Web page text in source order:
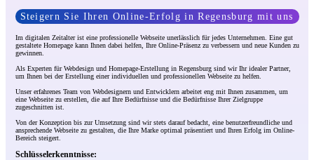
Steigern Sie Ihren Online-Erfolg in Regensburg mit uns
Im digitalen Zeitalter ist eine professionelle Webseite unerlässlich für jedes Unternehmen. Eine gut
gestaltete Homepage kann Ihnen dabei helfen, Ihre Online-Präsenz zu verbessern und neue Kunden zu
gewinnen.
Als Experten für Webdesign und Homepage-Erstellung in Regensburg sind wir Ihr idealer Partner,
um Ihnen bei der Erstellung einer individuellen und professionellen Webseite zu helfen.
Unser erfahrenes Team von Webdesignern und Entwicklern arbeitet eng mit Ihnen zusammen, um
eine Webseite zu erstellen, die auf Ihre Bedürfnisse und die Bedürfnisse Ihrer Zielgruppe
zugeschnitten ist.
Von der Konzeption bis zur Umsetzung sind wir stets darauf bedacht, eine benutzerfreundliche und
ansprechende Webseite zu gestalten, die Ihre Marke optimal präsentiert und Ihren Erfolg im Online-
Bereich steigert.
Schlüsselerkenntnisse: